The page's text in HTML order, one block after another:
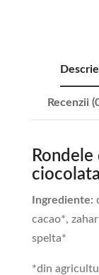
Recenzii
Ingrediente:
cacao*,
spelta*
*din